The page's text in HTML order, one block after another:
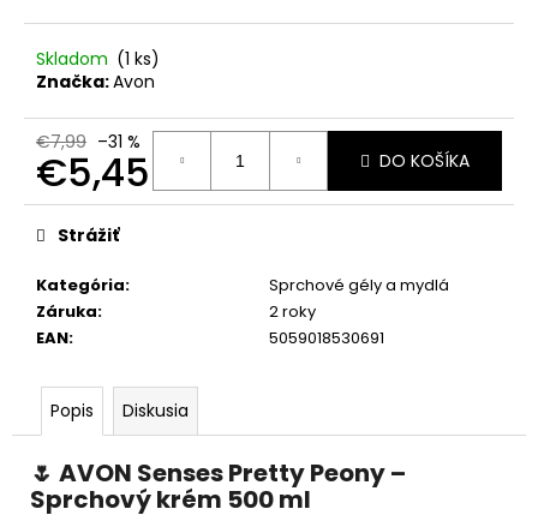
Skladom (1 ks)
Značka:Avon
€7,99 –31 %
€5,45
Jednotková
cena:
DO KOŠÍKA
Kategória:
Sprchové gély a mydlá
Záruka:
2 roky
EAN: 5059018530691
Strážiť
Popis Diskusia
🌷 AVON Senses Pretty Peony –
Sprchový krém 500 ml
Pôvodne:
€6,59